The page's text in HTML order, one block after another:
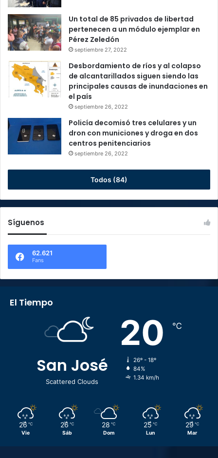
Un total de 85 privados de libertad
pertenecen a un módulo ejemplar en
Pérez Zeledón
septiembre 27, 2022
Desbordamiento de ríos y al colapso
de alcantarillados siguen siendo las
principales causas de inundaciones en
el país
septiembre 26, 2022
Policía decomisó tres celulares y un
dron con municiones y droga en dos
centros penitenciarios
septiembre 26, 2022
Todos (84)
Síguenos
62.621
Fans
El Tiempo
San José
Scattered Clouds
20 ℃
26º - 18º
84%
1.34 km/h
26 ℃
Vie
26 ℃
Sáb
28 ℃
Dom
25 ℃
Lun
29 ℃
Mar